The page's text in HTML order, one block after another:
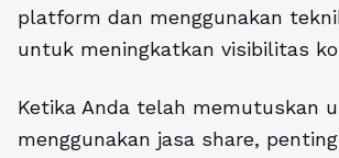
platform dan menggunakan
untuk meningkatkan visibilitas
Ketika Anda telah memutuskan
menggunakan jasa share,